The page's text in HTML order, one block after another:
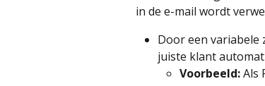
in de e-mail wordt
Door een variabele
juiste klant
Voorbeeld: Als